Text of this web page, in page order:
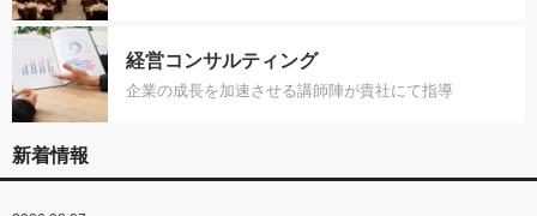
経営コンサルティング
企業の成長を加速させる講師陣が貴社にて指導
新着情報